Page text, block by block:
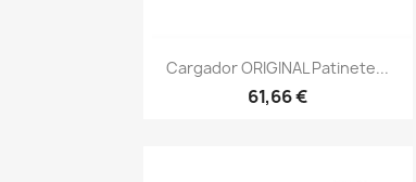
Vista rápida
Cargador ORIGINAL Patinete...
61,66 €